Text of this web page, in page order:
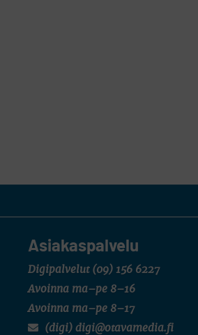
Asiakaspalvelu
Digipalvelut (09) 156 6227
Avoinna ma–pe 8–16
Avoinna ma–pe 8–17
(digi) digi@otavamedia.fi